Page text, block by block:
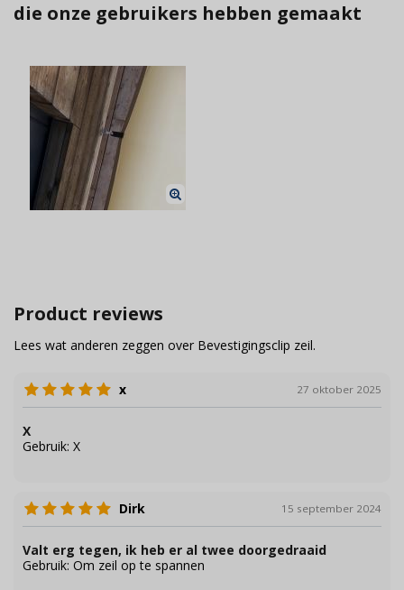
die onze gebruikers hebben gemaakt
Product reviews
Lees wat anderen zeggen over Bevestigingsclip zeil.
x 27 oktober 2025
X
Gebruik: X
Dirk 15 september 2024
Valt erg tegen, ik heb er al twee doorgedraaid
Gebruik: Om zeil op te spannen